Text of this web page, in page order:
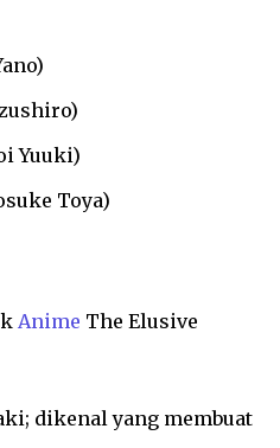
Yuuki)
Toya)
Anime The Elusive
dikenal yang membuat